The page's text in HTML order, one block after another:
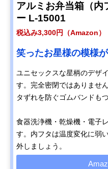
アルミお弁当箱（内
ー L-15001
税込み3,300円（Amazon）
笑ったお星様の模様
ユニセックスな星柄のデザ
す。完全密閉ではありませ
タずれを防ぐゴムバンドも
食器洗浄機・乾燥機・電子
す。内フタは温度変化に弱
外しましょう。